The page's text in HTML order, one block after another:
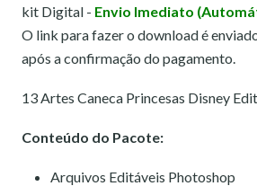
kit Digital - Envio Imediato
O link para fazer o download é
após a confirmação do pagamento.
13 Artes Caneca Princesas Disney
Conteúdo do Pacote:
Arquivos Editáveis Photoshop